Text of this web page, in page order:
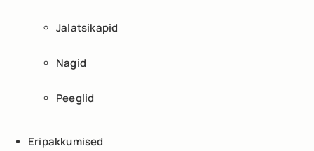
Jalatsikapid
Nagid
Peeglid
Eripakkumised